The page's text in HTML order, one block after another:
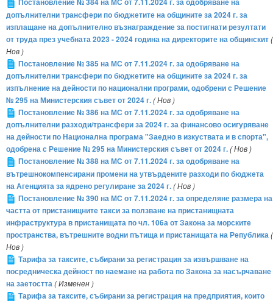
Постановление № 384 на МС от 7.11.2024 г. за одобряване на
допълнителни трансфери по бюджетите на общините за 2024 г. за
изплащане на допълнително възнаграждение за постигнати резултати
от труда през учебната 2023 - 2024 година на директорите на общинскит(
Нов )
Постановление № 385 на МС от 7.11.2024 г. за одобряване на
допълнителни трансфери по бюджетите на общините за 2024 г. за
изпълнение на дейности по национални програми, одобрени с Решение
№ 295 на Министерския съвет от 2024 г.( Нов )
Постановление № 386 на МС от 7.11.2024 г. за одобряване на
допълнителни разходи/трансфери за 2024 г. за финансово осигуряване
на дейности по Национална програма "Заедно в изкуствата и в спорта",
одобрена с Решение № 295 на Министерския съвет от 2024 г.( Нов )
Постановление № 388 на МС от 7.11.2024 г. за одобряване на
вътрешнокомпенсирани промени на утвърдените разходи по бюджета
на Агенцията за ядрено регулиране за 2024 г.( Нов )
Постановление № 390 на МС от 7.11.2024 г. за определяне размера на
частта от пристанищните такси за ползване на пристанищната
инфраструктура в пристанищата по чл. 106а от Закона за морските
пространства, вътрешните водни пътища и пристанищата на Република(
Нов )
Тарифа за таксите, събирани за регистрация за извършване на
посредническа дейност по наемане на работа по Закона за насърчаване
на заетостта( Изменен )
Тарифа за таксите, събирани за регистрация на предприятия, които